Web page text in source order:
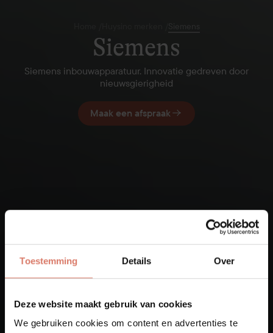
Toestemming Details Over
Deze website maakt gebruik van cookies
We gebruiken cookies om content en advertenties te
Siemens
Siemens inbouwapparatuur. Innovatie gedreven door
nieuwsgierigheid
Maak een afspraak